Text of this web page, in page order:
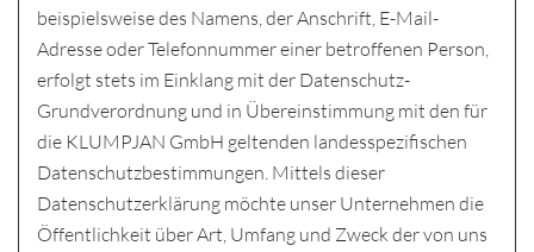
beispielsweise des Namens, der Anschrift, E-Mail-
Adresse oder Telefonnummer einer betroffenen Person,
erfolgt stets im Einklang mit der Datenschutz-
Grundverordnung und in Übereinstimmung mit den für
die KLUMPJAN GmbH geltenden landesspezifischen
Datenschutzbestimmungen. Mittels dieser
Datenschutzerklärung möchte unser Unternehmen die
Öffentlichkeit über Art, Umfang und Zweck der von uns